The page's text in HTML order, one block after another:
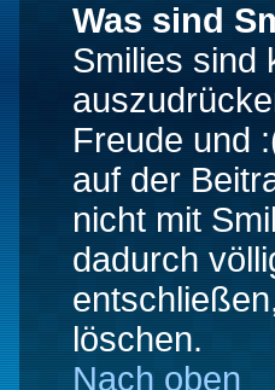
Was sind
Smilies sind
Freude und
auf der
nicht mit
dadurch
löschen.
Nach oben